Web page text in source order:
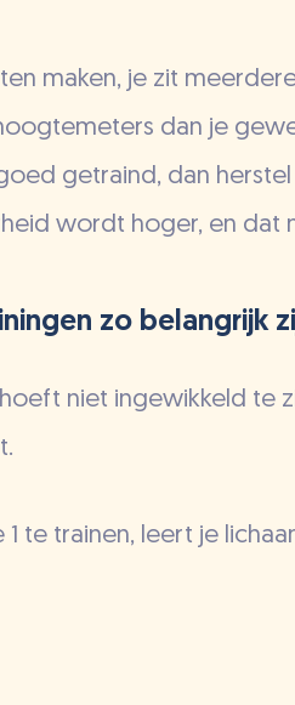
maken, je zit
dan je
getraind, dan
wordt hoger, en dat
zo belangrijk
niet ingewikkeld te
1 te trainen, leert je